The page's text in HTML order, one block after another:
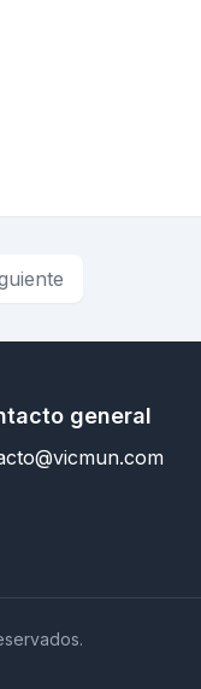
general